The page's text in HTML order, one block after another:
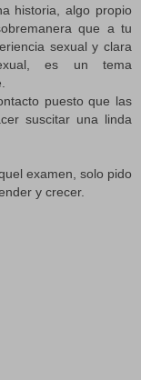
historia, algo propio
que a tu
sexual y clara
es un tema
puesto que las
suscitar una linda
examen, solo pido
y crecer.